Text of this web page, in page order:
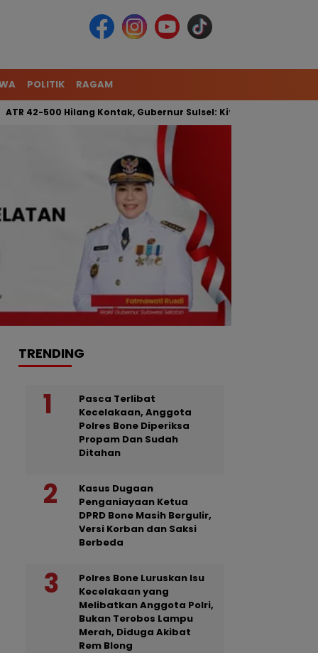
POLITIK RAGAM
Hilang Kontak, Gubernur Sulsel: Kita Kerahkan Tim
TRENDING
Pasca Terlibat
Kecelakaan, Anggota
Polres Bone Diperiksa
Propam Dan Sudah
Ditahan
Kasus Dugaan
Penganiayaan Ketua
DPRD Bone Masih Bergulir,
Versi Korban dan Saksi
Berbeda
Polres Bone Luruskan Isu
Kecelakaan yang
Melibatkan Anggota Polri,
Bukan Terobos Lampu
Merah, Diduga Akibat
Rem Blong